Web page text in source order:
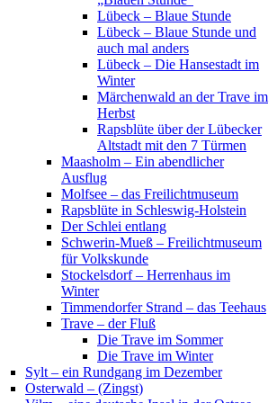
Lübeck – Blaue Stunde
Lübeck – Blaue Stunde und
auch mal anders
Lübeck – Die Hansestadt im
Winter
Märchenwald an der Trave im
Herbst
Rapsblüte über der Lübecker
Altstadt mit den 7 Türmen
Maasholm – Ein abendlicher
Ausflug
Molfsee – das Freilichtmuseum
Rapsblüte in Schleswig-Holstein
Der Schlei entlang
Schwerin-Mueß – Freilichtmuseum
für Volkskunde
Stockelsdorf – Herrenhaus im
Winter
Timmendorfer Strand – das Teehaus
Trave – der Fluß
Die Trave im Sommer
Die Trave im Winter
Sylt – ein Rundgang im Dezember
Osterwald – (Zingst)